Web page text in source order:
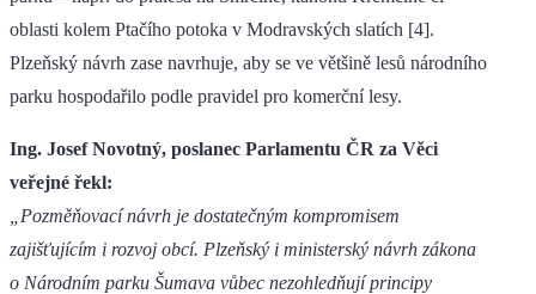
oblasti kolem Ptačího potoka v Modravských slatích [4].
Plzeňský návrh zase navrhuje, aby se ve většině lesů národního
parku hospodařilo podle pravidel pro komerční lesy.
Ing. Josef Novotný, poslanec Parlamentu ČR za Věci
veřejné řekl:
„Pozměňovací návrh je dostatečným kompromisem
zajišťujícím i rozvoj obcí. Plzeňský i ministerský návrh zákona
o Národním parku Šumava vůbec nezohledňují principy